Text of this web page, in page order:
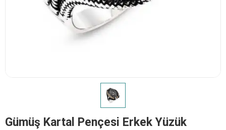
Gümüş Kartal Pençesi Erkek Yüzük